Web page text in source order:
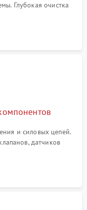
Глубокая очистка
жмыха и накипи.
с использованием
и силовых цепей.
датчиков
степени износа
колец гидросистемы